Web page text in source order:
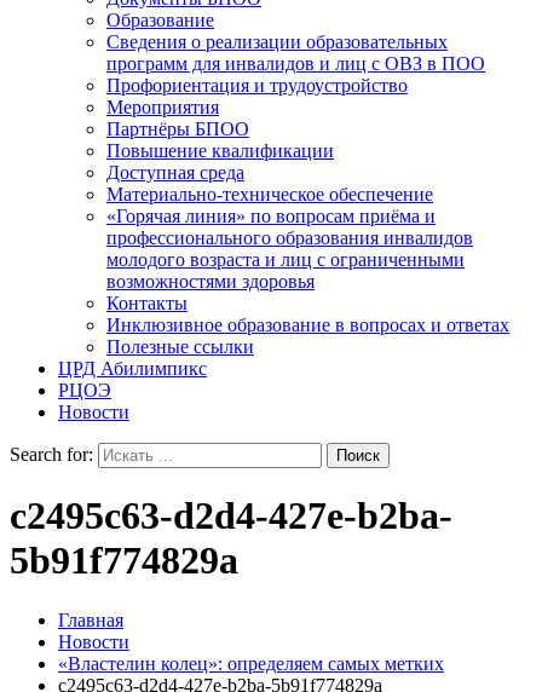
Образование
Сведения о реализации образовательных
программ для инвалидов и лиц с ОВЗ в ПОО
Профориентация и трудоустройство
Мероприятия
Партнёры БПОО
Повышение квалификации
Доступная среда
Материально-техническое обеспечение
«Горячая линия» по вопросам приёма и
профессионального образования инвалидов
молодого возраста и лиц с ограниченными
возможностями здоровья
Контакты
Инклюзивное образование в вопросах и ответах
Полезные ссылки
ЦРД Абилимпикс
РЦОЭ
Новости
Search for:
c2495c63-d2d4-427e-b2ba-
5b91f774829a
Главная
Новости
«Властелин колец»: определяем самых метких
c2495c63-d2d4-427e-b2ba-5b91f774829a